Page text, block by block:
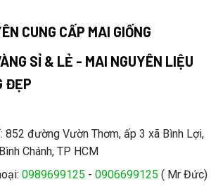
CUNG CẤP MAI GIỐNG
SỈ & LẺ - MAI NGUYÊN LIỆU
ĐẸP
852 đường Vườn Thơm, ấp 3 xã Bình Lợi,
Chánh, TP HCM
0989699125 - 0906699125 ( Mr Đức)